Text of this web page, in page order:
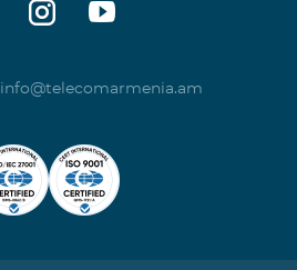
info@telecomarmenia.am